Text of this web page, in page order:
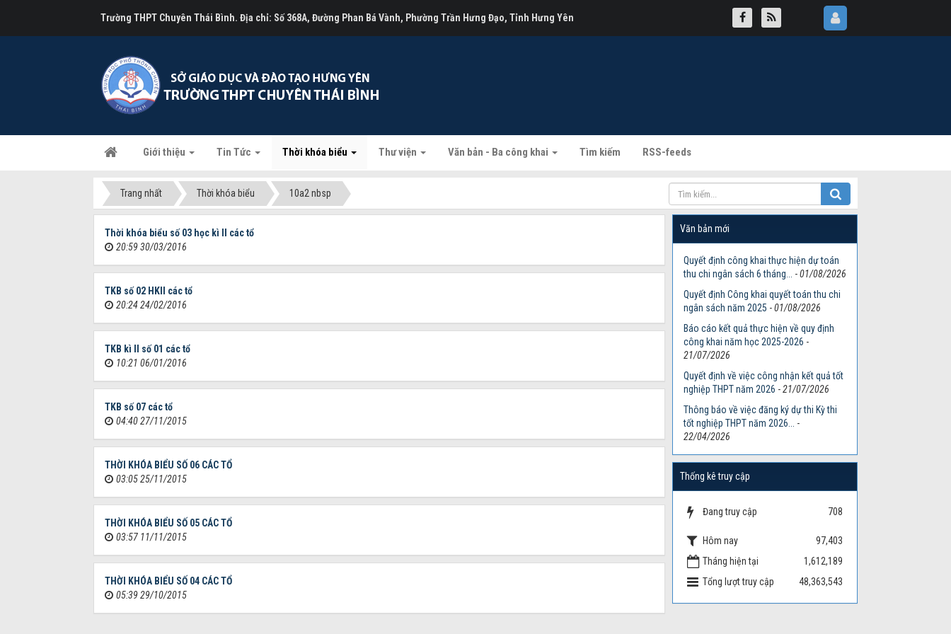
Giới thiệu Tin Tức Thời khóa biểu Thư viện Văn bản - Ba công khai Tìm kiếm RSS-feeds
Trường THPT Chuyên Thái Bình. Địa chỉ: Số 368A, Đường Phan Bá Vành, Phường Trần Hưng Đạo, Tỉnh Hưng Yên
Trang nhất Thời khóa biểu 10a2 nbsp
Thời khóa biểu số 03 học kì II các tổ
20:59 30/03/2016
TKB số 02 HKII các tổ
20:24 24/02/2016
TKB kì II số 01 các tổ
10:21 06/01/2016
TKB số 07 các tổ
04:40 27/11/2015
THỜI KHÓA BIỂU SỐ 06 CÁC TỔ
03:05 25/11/2015
THỜI KHÓA BIỂU SỐ 05 CÁC TỔ
03:57 11/11/2015
THỜI KHÓA BIỂU SỐ 04 CÁC TỔ
05:39 29/10/2015
Văn bản mới
Quyết định công khai thực hiện dự toán
thu chi ngân sách 6 tháng...
-01/08/2026
Quyết định Công khai quyết toán thu chi
ngân sách năm 2025 -01/08/2026
Báo cáo kết quả thực hiện về quy định
công khai năm học 2025-2026 -
21/07/2026
Quyết định về việc công nhận kết quả tốt
nghiệp THPT năm 2026 -21/07/2026
Thông báo về việc đăng ký dự thi Kỳ thi
tốt nghiệp THPT năm 2026...
-
22/04/2026
Thống kê truy cập
Đang truy cập 708
Hôm nay
97,403
Tháng hiện tại
1,612,189
Tổng lượt truy cập
48,363,543